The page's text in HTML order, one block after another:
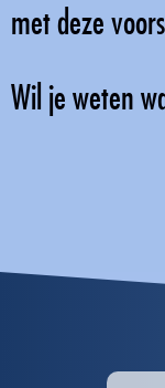
met deze
Wil je weten